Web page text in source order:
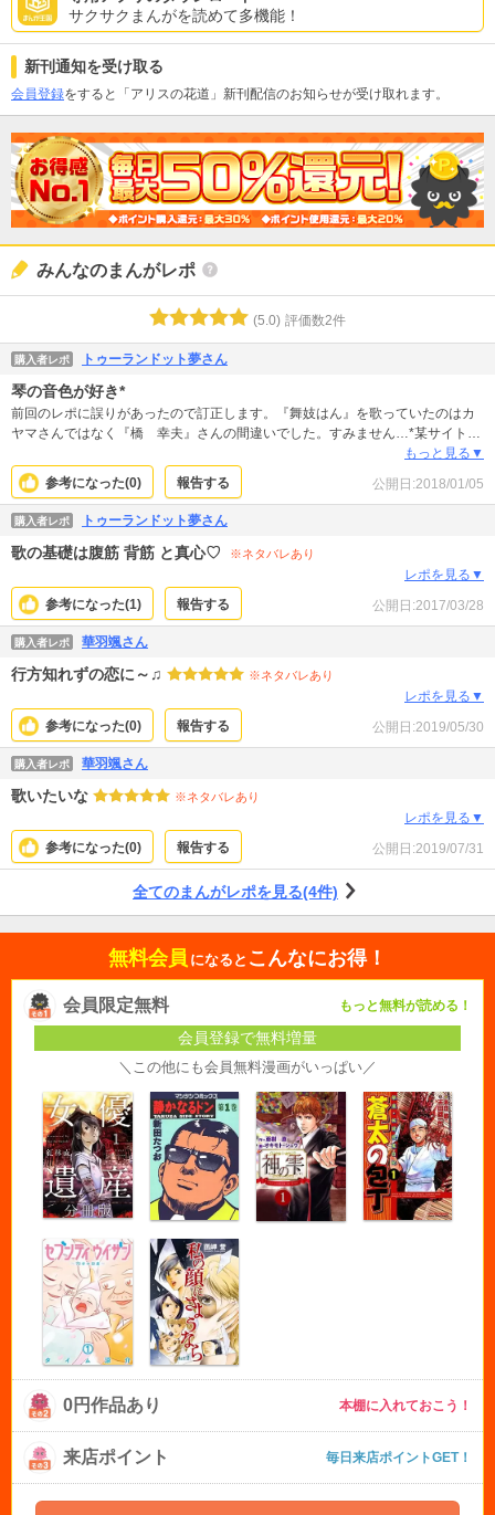
サクサクまんがを読めて多機能！
新刊通知を受け取る
会員登録をすると「アリスの花道」新刊配信のお知らせが受け取れます。
みんなのまんがレポ
(5.0) 評価数2件
購入者レポ トゥーランドット夢さん
琴の音色が好き*
前回のレポに誤りがあったので訂正します。『舞妓はん』を歌っていたのはカ
ヤマさんではなく『橋 幸夫』さんの間違いでした。すみません…*某サイトで
無料試聴して、始めに流れる、琴の音色が好き☆*やっぱりこの曲は良いです♫
歌詞は,ちょっと切なく“悲“(ひ)…な感じですが曲の雰囲気が好き＊忘れられない
曲です☆♫
もっと見る▼
参考になった(0) 報告する 公開日:2018/01/05
購入者レポ トゥーランドット夢さん
歌の基礎は腹筋 背筋 と真心♡ ※ネタバレあり
レポを見る▼
参考になった(1) 報告する 公開日:2017/03/28
購入者レポ 華羽颯さん
行方知れずの恋に～♫ ※ネタバレあり
レポを見る▼
参考になった(0) 報告する 公開日:2019/05/30
購入者レポ 華羽颯さん
歌いたいな ※ネタバレあり
レポを見る▼
参考になった(0) 報告する 公開日:2019/07/31
全てのまんがレポを見る(4件)
無料会員 になると こんなにお得！
会員限定無料 もっと無料が読める！
会員登録で無料増量
＼この他にも会員無料漫画がいっぱい／
0円作品あり 本棚に入れておこう！
来店ポイント 毎日来店ポイントGET！